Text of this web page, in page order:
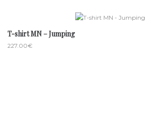
T-shirt MN – Jumping
227.00€